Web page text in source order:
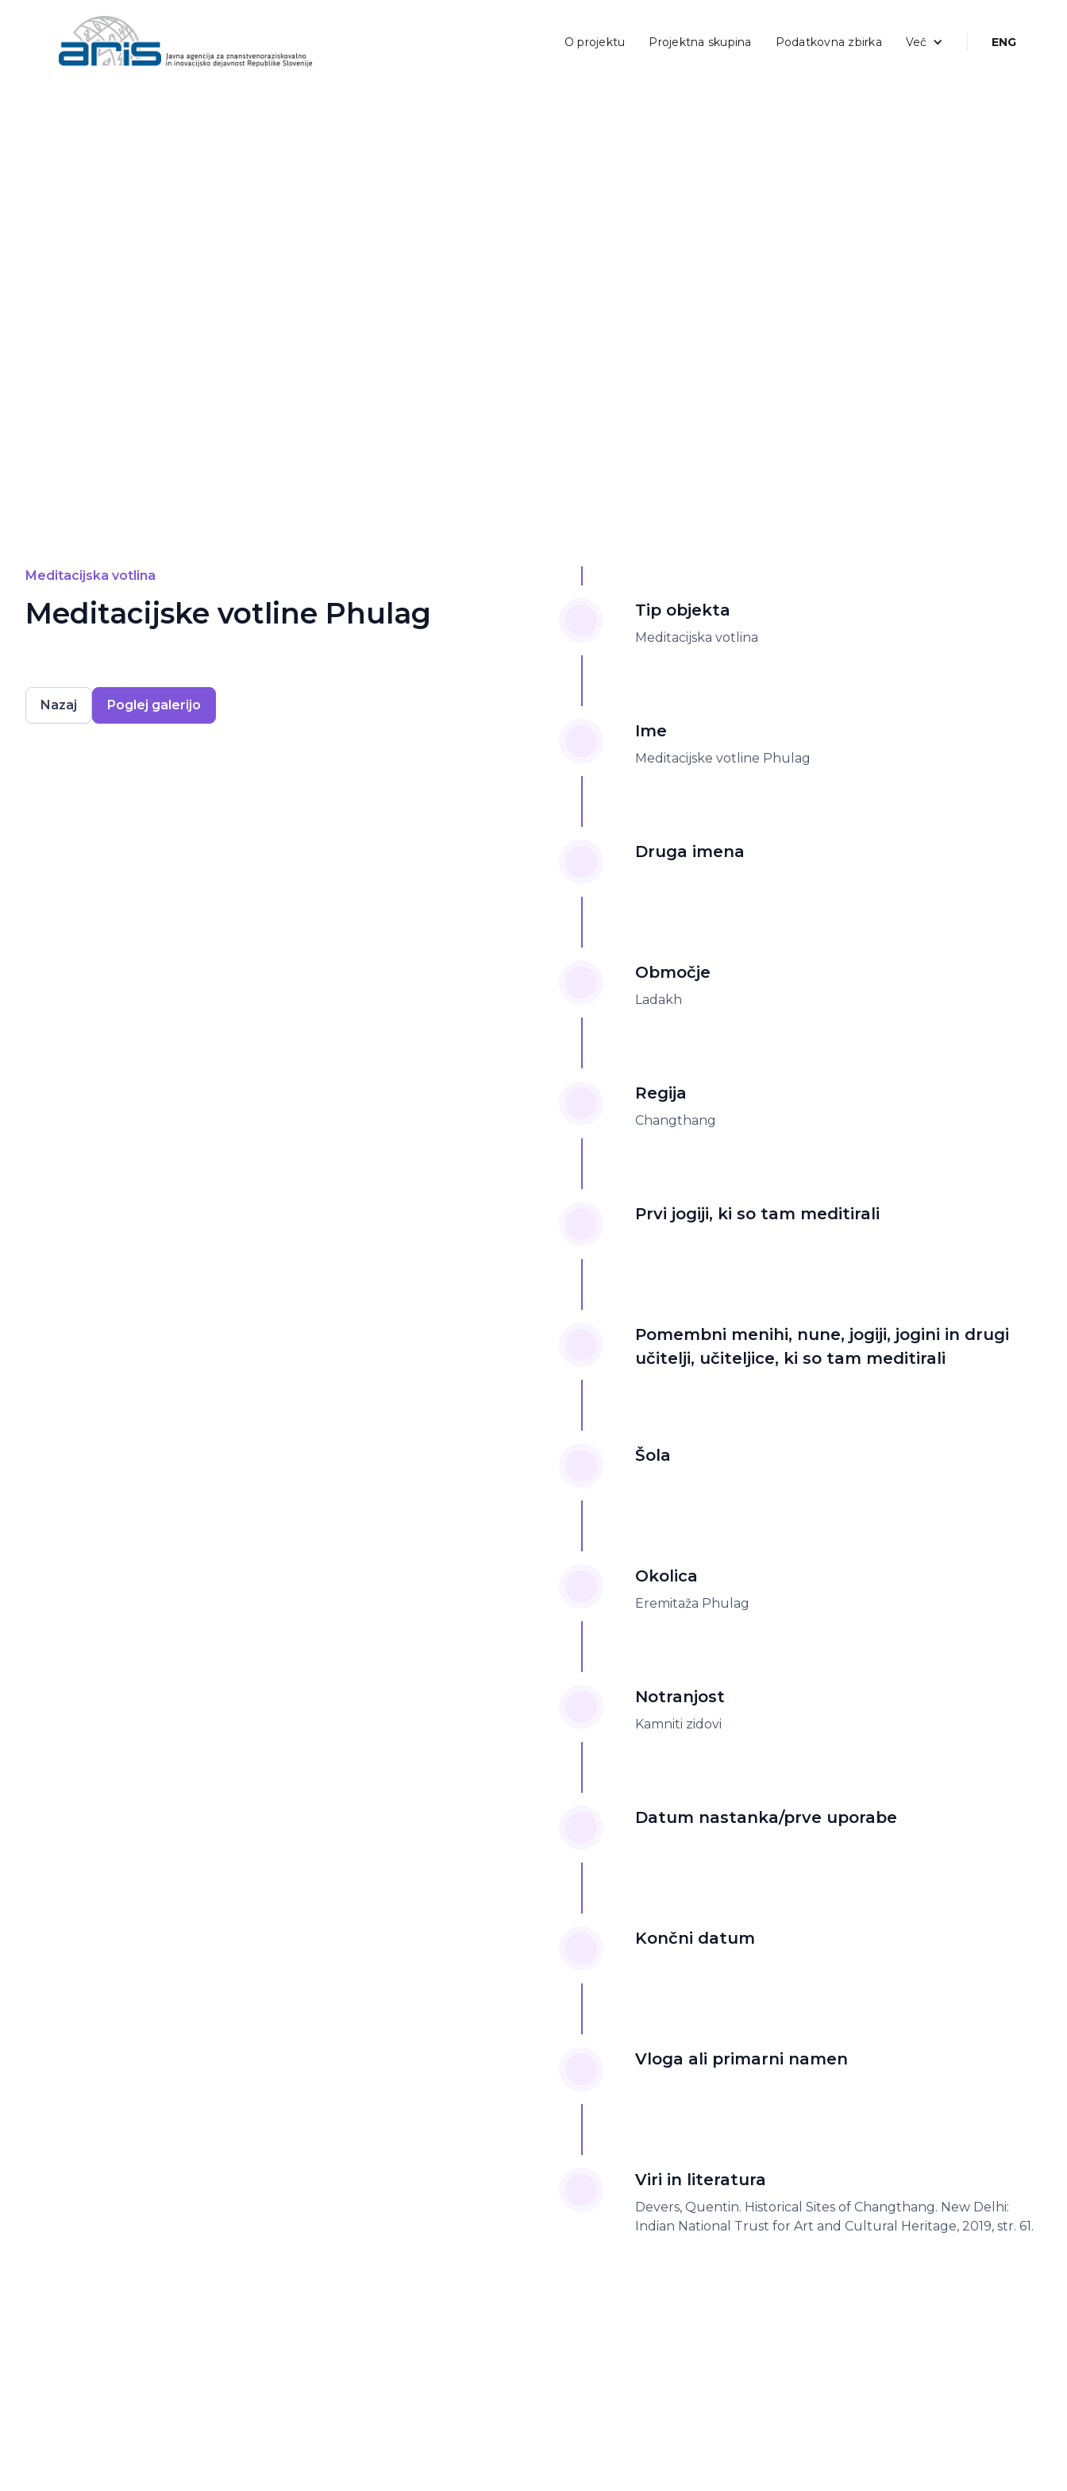
O projektu Projektna skupina Podatkovna zbirka Več ENG
Meditacijska votlina
Meditacijske votline Phulag
Nazaj Poglej galerijo
Tip objekta
Meditacijska votlina
Ime
Meditacijske votline Phulag
Druga imena
Območje
Ladakh
Regija
Changthang
Prvi jogiji, ki so tam meditirali
Pomembni menihi, nune, jogiji, jogini in drugi
učitelji, učiteljice, ki so tam meditirali
Šola
Okolica
Eremitaža Phulag
Notranjost
Kamniti zidovi
Datum nastanka/prve uporabe
Končni datum
Vloga ali primarni namen
Viri in literatura
Devers, Quentin. Historical Sites of Changthang. New Delhi:
Indian National Trust for Art and Cultural Heritage, 2019, str. 61.